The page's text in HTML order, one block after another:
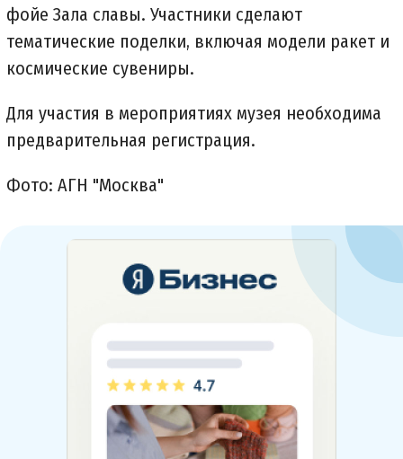
фойе Зала славы. Участники сделают
тематические поделки, включая модели ракет и
космические сувениры.
Для участия в мероприятиях музея необходима
предварительная регистрация.
Фото: АГН "Москва"